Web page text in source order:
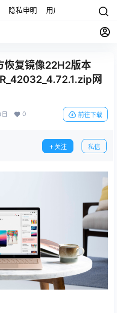
隐私申明 用户协议 联系我们
复镜像22H2版本
网
0 前往下载
关注 私信